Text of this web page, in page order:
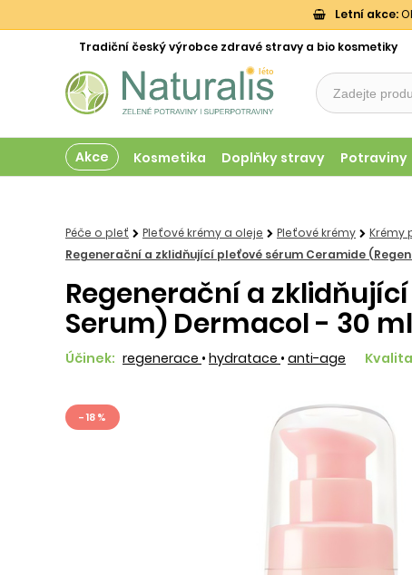
Letní akce:
Tradiční český výrobce zdravé stravy a bio kosmetiky
Akce Kosmetika Doplňky stravy Potraviny
Péče o pleť Pleťové krémy a oleje Pleťové krémy Krémy
Regenerační a zklidňující pleťové sérum Ceramide
Regenerační a
Serum) Dermacol - 30 ml
Účinek: regenerace • hydratace • anti-age
- 18 %